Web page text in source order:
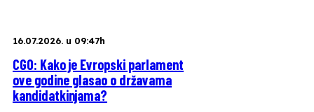
16.07.2026. u 09:47h
CGO: Kako je Evropski parlament
ove godine glasao o državama
kandidatkinjama?